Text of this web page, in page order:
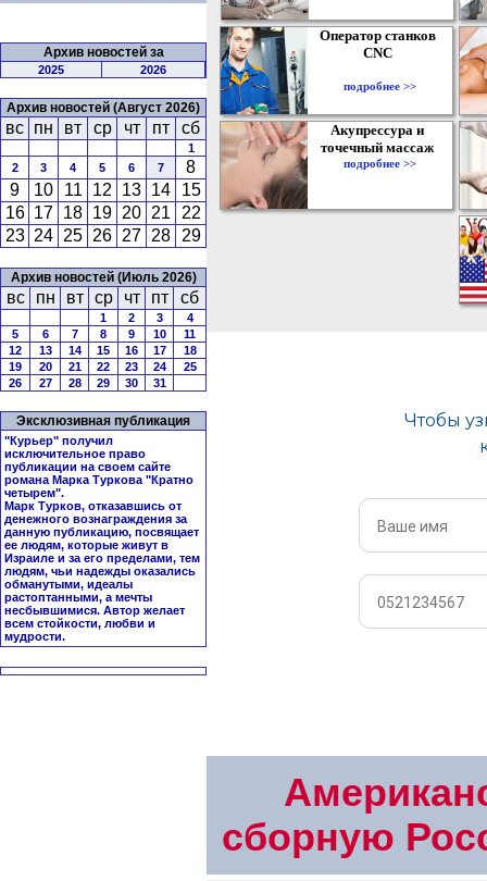
Архив новостей за
2025 2026
Архив новостей (Август 2026)
вс пн вт ср чт пт сб
1
2
3 4 5 6 7
8
9
10 11 12 13 14
15
16 17 18 19 20 21
22
23 24 25 26 27 28 29
Архив новостей (Июль 2026)
вс пн вт ср чт пт сб
1 2 3
4
5
6 7 8 9 10
11
12
13 14 15 16 17
18
19
20 21 22 23 24
25
26
27 28 29 30 31
Эксклюзивная публикация
"Курьер" получил
исключительное право
публикации на своем сайте
романа Марка Туркова "Кратно
четырем".
Марк Турков, отказавшись от
денежного вознаграждения за
данную публикацию, посвящает
ее людям, которые живут в
Израиле и за его пределами, тем
людям, чьи надежды оказались
обманутыми, идеалы
растоптанными, а мечты
несбывшимися. Автор желает
всем стойкости, любви и
мудрости.
Оператор станков
CNC
подробнее >>
Акупрессура и
точечный массаж
подробнее >>
сборную